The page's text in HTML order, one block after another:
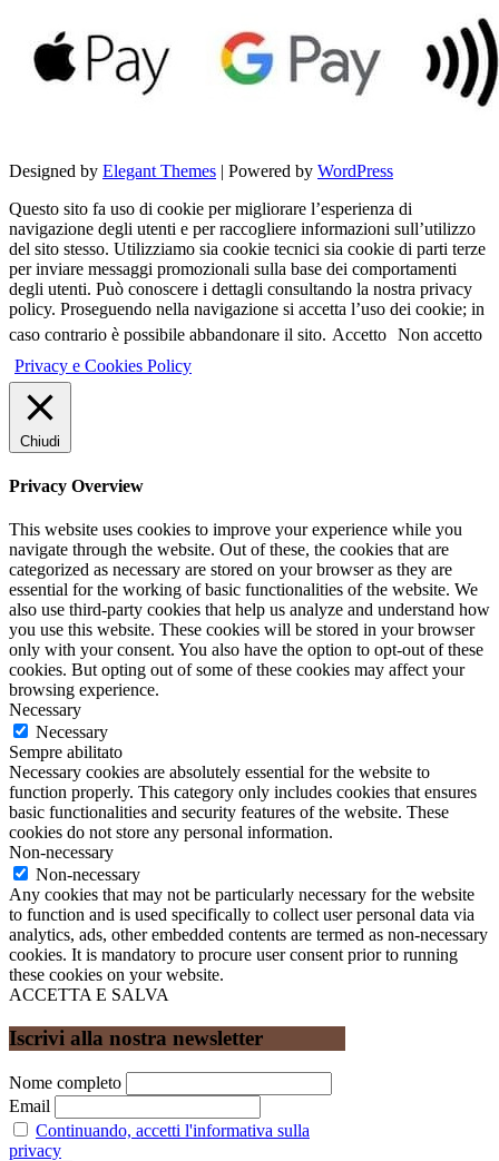
Designed by Elegant Themes | Powered by WordPress
Questo sito fa uso di cookie per migliorare l’esperienza di
navigazione degli utenti e per raccogliere informazioni sull’utilizzo
del sito stesso. Utilizziamo sia cookie tecnici sia cookie di parti terze
per inviare messaggi promozionali sulla base dei comportamenti
degli utenti. Può conoscere i dettagli consultando la nostra privacy
policy. Proseguendo nella navigazione si accetta l’uso dei cookie; in
caso contrario è possibile abbandonare il sito. Accetto Non accetto
Privacy e Cookies Policy
Chiudi
Privacy Overview
This website uses cookies to improve your experience while you
navigate through the website. Out of these, the cookies that are
categorized as necessary are stored on your browser as they are
essential for the working of basic functionalities of the website. We
also use third-party cookies that help us analyze and understand how
you use this website. These cookies will be stored in your browser
only with your consent. You also have the option to opt-out of these
cookies. But opting out of some of these cookies may affect your
browsing experience.
Necessary
Necessary
Sempre abilitato
Necessary cookies are absolutely essential for the website to
function properly. This category only includes cookies that ensures
basic functionalities and security features of the website. These
cookies do not store any personal information.
Non-necessary
Non-necessary
Any cookies that may not be particularly necessary for the website
to function and is used specifically to collect user personal data via
analytics, ads, other embedded contents are termed as non-necessary
cookies. It is mandatory to procure user consent prior to running
these cookies on your website.
ACCETTA E SALVA
Iscrivi alla nostra newsletter
Nome completo
Email
Continuando, accetti l'informativa sulla
privacy